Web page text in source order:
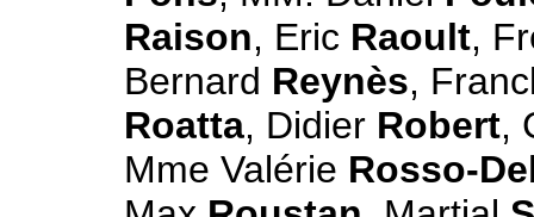
Raison, Eric Raoult,
Bernard Reynès,
Roatta, Didier Robert,
Mme Valérie Rosso-